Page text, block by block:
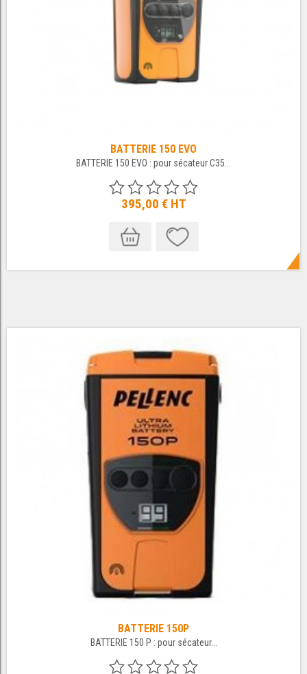
BATTERIE 150 EVO
BATTERIE 150 EVO : pour sécateur C35...
395,00 € HT
BATTERIE 150P
BATTERIE 150 P : pour sécateur...